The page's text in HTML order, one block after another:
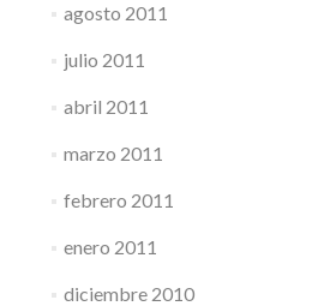
agosto 2011
julio 2011
abril 2011
marzo 2011
febrero 2011
enero 2011
diciembre 2010